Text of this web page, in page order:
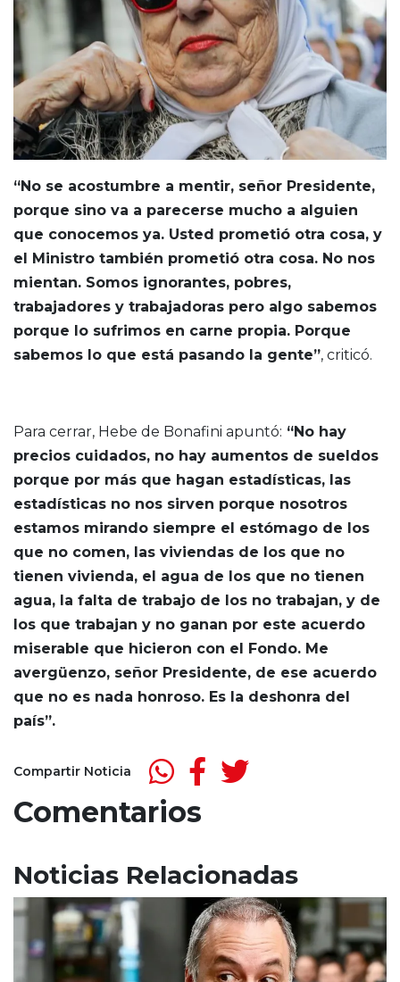
“No se acostumbre a mentir, señor Presidente,
porque sino va a parecerse mucho a alguien
que conocemos ya. Usted prometió otra cosa, y
el Ministro también prometió otra cosa. No nos
mientan. Somos ignorantes, pobres,
trabajadores y trabajadoras pero algo sabemos
porque lo sufrimos en carne propia. Porque
sabemos lo que está pasando la gente”, criticó.
Para cerrar, Hebe de Bonafini apuntó: “No hay
precios cuidados, no hay aumentos de sueldos
porque por más que hagan estadísticas, las
estadísticas no nos sirven porque nosotros
estamos mirando siempre el estómago de los
que no comen, las viviendas de los que no
tienen vivienda, el agua de los que no tienen
agua, la falta de trabajo de los no trabajan, y de
los que trabajan y no ganan por este acuerdo
miserable que hicieron con el Fondo. Me
avergüenzo, señor Presidente, de ese acuerdo
que no es nada honroso. Es la deshonra del
país”.
Compartir Noticia
Comentarios
Noticias Relacionadas